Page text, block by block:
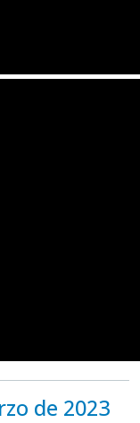
de 2023